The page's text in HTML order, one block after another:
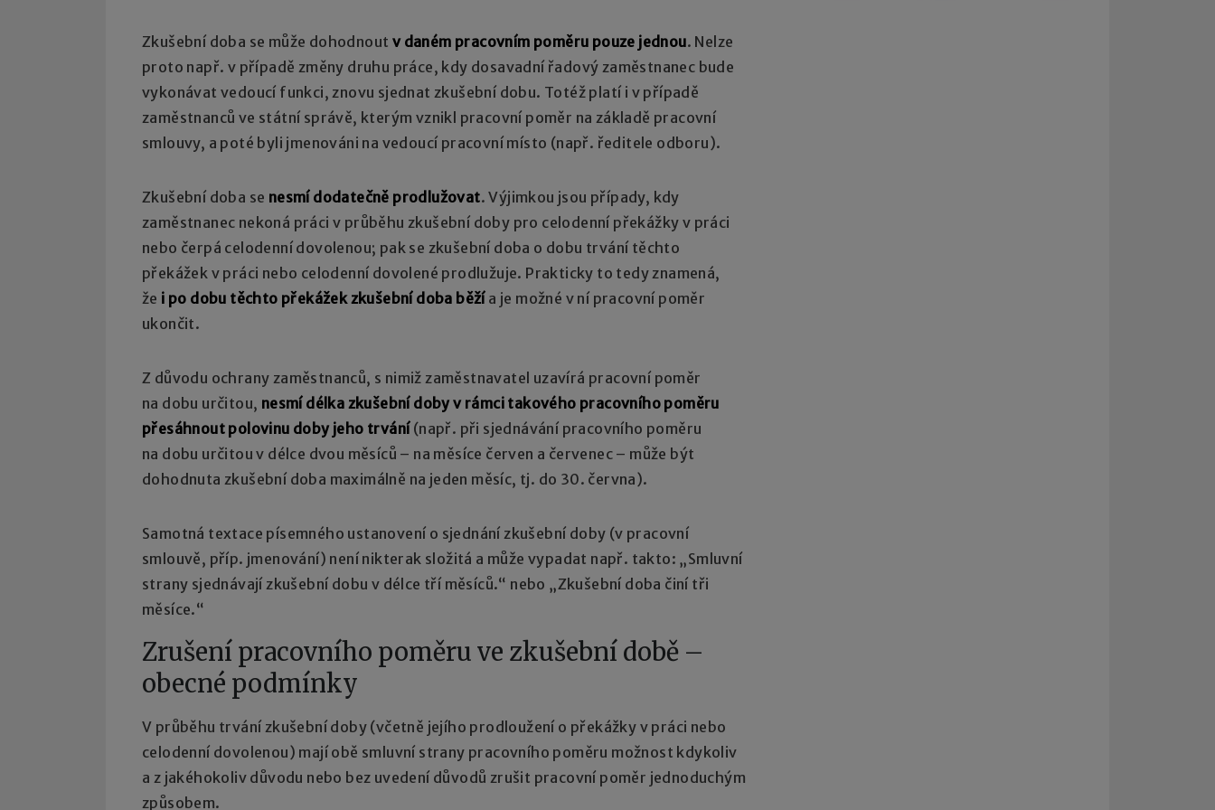
Zkušební doba se může dohodnout v daném pracovním poměru pouze jednou. Nelze
proto např. v případě změny druhu práce, kdy dosavadní řadový zaměstnanec bude
vykonávat vedoucí funkci, znovu sjednat zkušební dobu. Totéž platí i v případě
zaměstnanců ve státní správě, kterým vznikl pracovní poměr na základě pracovní
smlouvy, a poté byli jmenováni na vedoucí pracovní místo (např. ředitele odboru).
Zkušební doba se nesmí dodatečně prodlužovat. Výjimkou jsou případy, kdy
zaměstnanec nekoná práci v průběhu zkušební doby pro celodenní překážky v práci
nebo čerpá celodenní dovolenou; pak se zkušební doba o dobu trvání těchto
překážek v práci nebo celodenní dovolené prodlužuje. Prakticky to tedy znamená,
že i po dobu těchto překážek zkušební doba běžía je možné v ní pracovní poměr
ukončit.
Z důvodu ochrany zaměstnanců, s nimiž zaměstnavatel uzavírá pracovní poměr
na dobu určitou, nesmí délka zkušební doby v rámci takového pracovního poměru
přesáhnout polovinu doby jeho trvání(např. při sjednávání pracovního poměru
na dobu určitou v délce dvou měsíců – na měsíce červen a červenec – může být
dohodnuta zkušební doba maximálně na jeden měsíc, tj. do 30. června).
Samotná textace písemného ustanovení o sjednání zkušební doby (v pracovní
smlouvě, příp. jmenování) není nikterak složitá a může vypadat např. takto: „Smluvní
strany sjednávají zkušební dobu v délce tří měsíců.“ nebo „Zkušební doba činí tři
měsíce.“
Zrušení pracovního poměru ve zkušební době –
obecné podmínky
V průběhu trvání zkušební doby (včetně jejího prodloužení o překážky v práci nebo
celodenní dovolenou) mají obě smluvní strany pracovního poměru možnost kdykoliv
a z jakéhokoliv důvodu nebo bez uvedení důvodů zrušit pracovní poměr jednoduchým
způsobem.